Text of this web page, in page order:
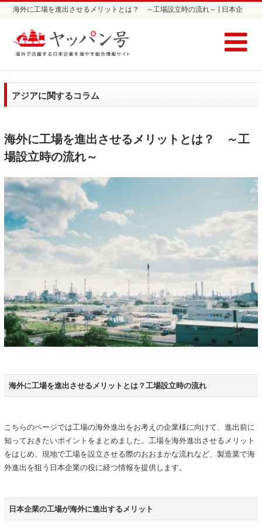
海外に工場を進出させるメリットとは？ ～工場設立時の流れ～ | 日本企
アジアに関するコラム
海外に工場を進出させるメリットとは？ ～工
場設立時の流れ～
海外に工場を進出させるメリットとは？工場設立時の流れ
こちらのページでは工場の海外進出をお考えの企業様に向けて、進出前に
知っておきたいポイントをまとめました。工場を海外進出させるメリット
をはじめ、現地で工場を設立させる際のおおまかな流れなど、製造業で海
外進出を狙う日本企業の役に経つ情報を提供します。
日本企業の工場が海外に進出するメリット